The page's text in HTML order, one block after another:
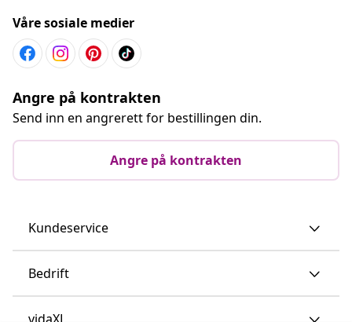
Våre sosiale medier
Angre på kontrakten
Send inn en angrerett for bestillingen din.
Angre på kontrakten
Kundeservice
Bedrift